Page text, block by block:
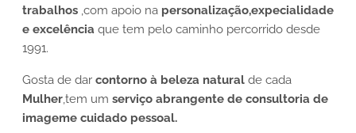
trabalhos ,com apoio na personalização,expecialidade
e excelência que tem pelo caminho percorrido desde
1991.
Gosta de dar contorno à beleza natural de cada
Mulher,tem um serviço abrangente de consultoria de
imageme cuidado pessoal.